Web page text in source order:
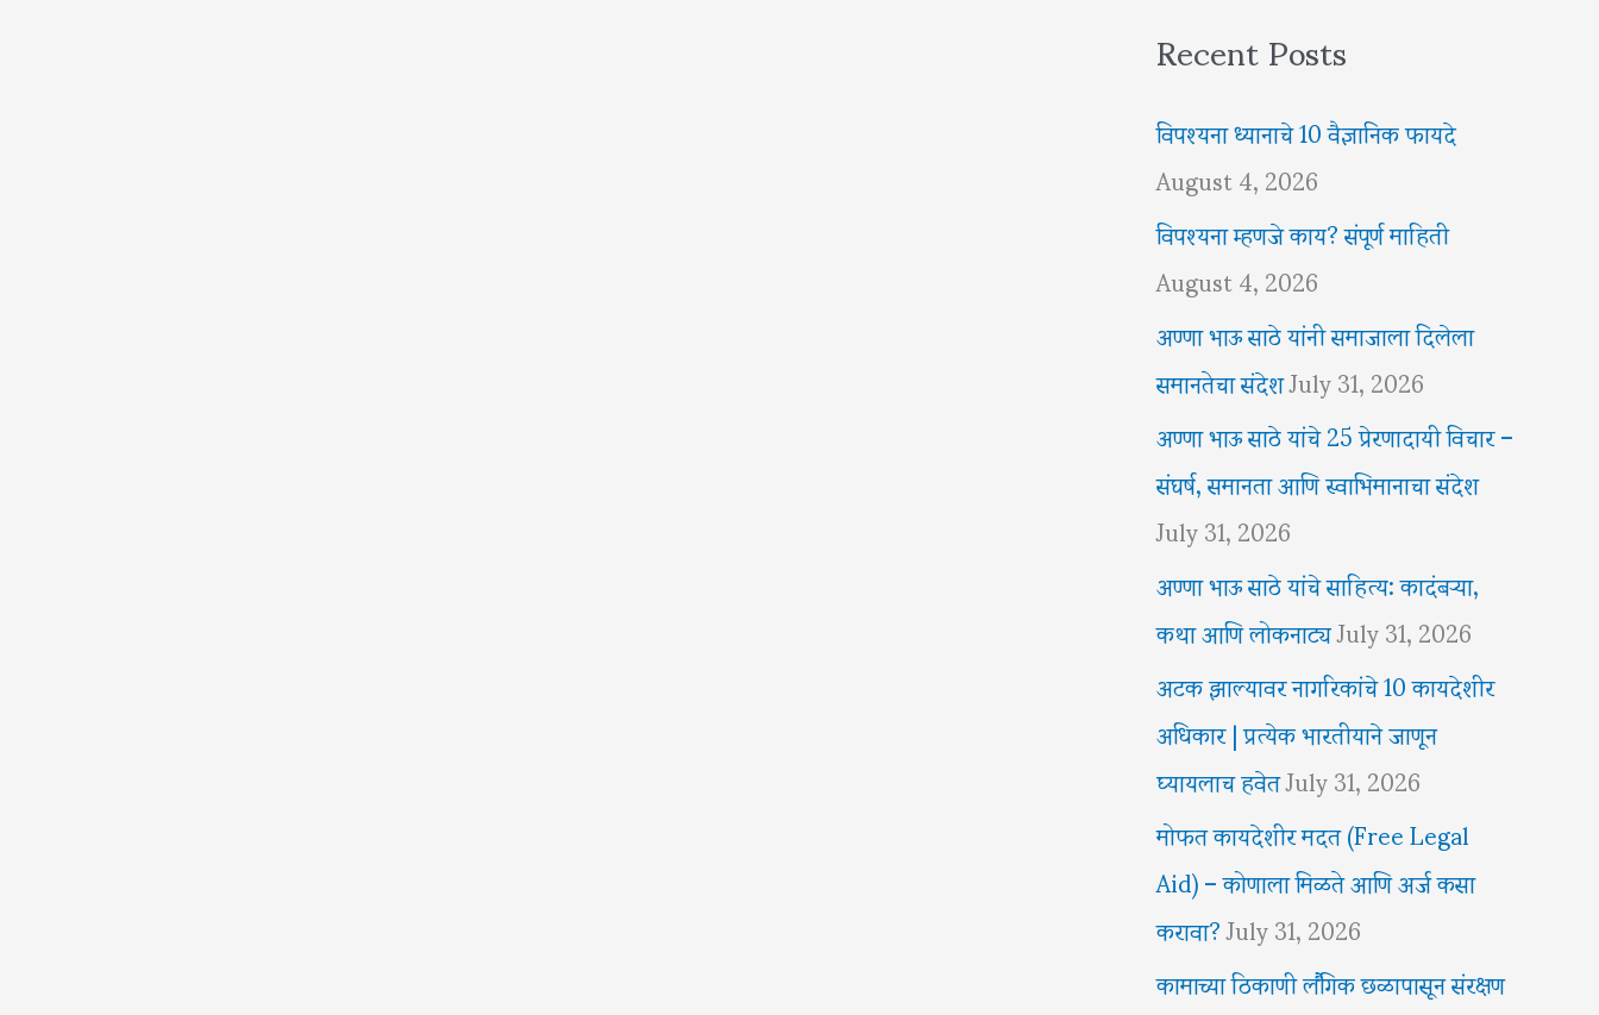
Recent Posts
विपश्यना ध्यानाचे 10 वैज्ञानिक फायदे
August 4, 2026
विपश्यना म्हणजे काय? संपूर्ण माहिती
August 4, 2026
अण्णा भाऊ साठे यांनी समाजाला दिलेला
समानतेचा संदेशJuly 31, 2026
अण्णा भाऊ साठे यांचे 25 प्रेरणादायी विचार –
संघर्ष, समानता आणि स्वाभिमानाचा संदेश
July 31, 2026
अण्णा भाऊ साठे यांचे साहित्य: कादंबऱ्या,
कथा आणि लोकनाट्यJuly 31, 2026
अटक झाल्यावर नागरिकांचे 10 कायदेशीर
अधिकार | प्रत्येक भारतीयाने जाणून
घ्यायलाच हवेतJuly 31, 2026
मोफत कायदेशीर मदत (Free Legal
Aid) – कोणाला मिळते आणि अर्ज कसा
करावा?July 31, 2026
कामाच्या ठिकाणी लैंगिक छळापासून संरक्षण